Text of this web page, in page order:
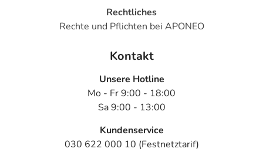
Rechtliches
Rechte und Pflichten bei APONEO
Kontakt
Unsere Hotline
Mo - Fr 9:00 - 18:00
Sa 9:00 - 13:00
Kundenservice
030 622 000 10 (Festnetztarif)